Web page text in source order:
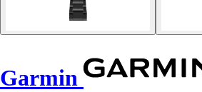
Garmin